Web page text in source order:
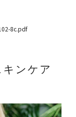
8c.pdf
キンケア